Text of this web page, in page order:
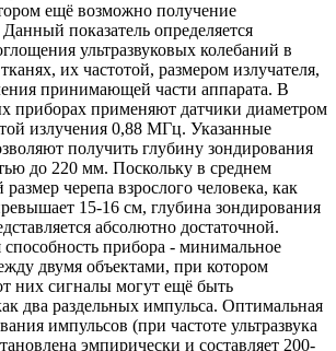
ещё возможно получение
показатель определяется
ультразвуковых колебаний в
их частотой, размером излучателя,
принимающей части аппарата. В
приборах применяют датчики диаметром
излучения 0,88 МГц. Указанные
получить глубину зондирования
до 220 мм. Поскольку в среднем
черепа взрослого человека, как
15-16 см, глубина зондирования
абсолютно достаточной.
прибора - минимальное
двумя объектами, при котором
них сигналы могут ещё быть
два раздельных импульса. Оптимальная
импульсов (при частоте ультразвука
эмпирически и составляет 200-